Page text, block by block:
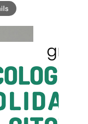
fonds
européenne et
générale et